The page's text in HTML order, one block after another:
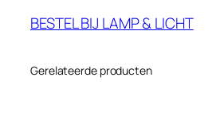
BESTEL BIJ LAMP & LICHT
Gerelateerde producten